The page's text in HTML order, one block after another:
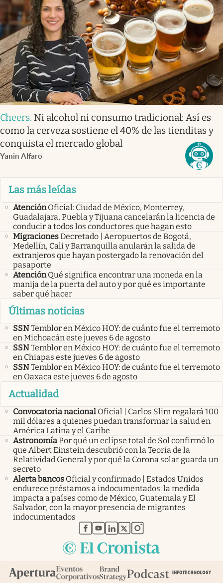
Cheers. Ni alcohol ni consumo tradicional: Así es
como la cerveza sostiene el 40% de las tienditas y
conquista el mercado global
Yanin Alfaro
Las más leídas
Atención Oficial: Ciudad de México, Monterrey,
Guadalajara, Puebla y Tijuana cancelarán la licencia de
conducir a todos los conductores que hagan esto
MigracionesDecretado | Aeropuertos de Bogotá,
Medellín, Cali y Barranquilla anularán la salida de
extranjeros que hayan postergado la renovación del
pasaporte
Atención Qué significa encontrar una moneda en la
manija de la puerta del auto y por qué es importante
saber qué hacer
Últimas noticias
SSNTemblor en México HOY: de cuánto fue el terremoto
en Michoacán este jueves 6 de agosto
SSNTemblor en México HOY: de cuánto fue el terremoto
en Chiapas este jueves 6 de agosto
SSNTemblor en México HOY: de cuánto fue el terremoto
en Oaxaca este jueves 6 de agosto
Actualidad
Convocatoria nacional Oficial | Carlos Slim regalará 100
mil dólares a quienes puedan transformar la salud en
América Latina y el Caribe
AstronomíaPor qué un eclipse total de Sol confirmó lo
que Albert Einstein descubrió con la Teoría de la
Relatividad General y por qué la Corona solar guarda un
secreto
Alerta bancos Oficial y confirmado | Estados Unidos
endurece préstamos a indocumentados: la medida
impacta a países como de México, Guatemala y El
Salvador, con la mayor presencia de migrantes
indocumentados
abre en nueva pestaña
abre en nueva pestaña
abre en nueva pestaña
abre en nueva pestaña
abre en nueva pestaña